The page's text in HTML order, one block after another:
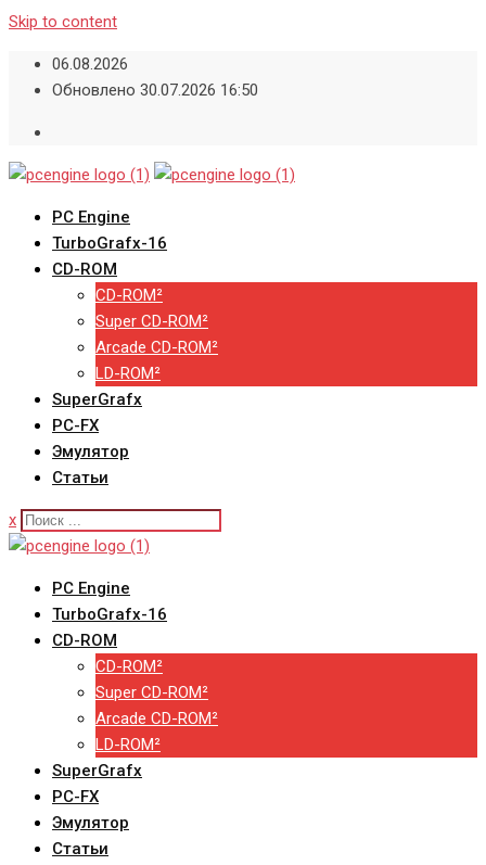
Skip to content
06.08.2026
Обновлено 30.07.2026 16:50
PC Engine
TurboGrafx-16
CD-ROM
CD-ROM²
Super CD-ROM²
Arcade CD-ROM²
LD-ROM²
SuperGrafx
PC-FX
Эмулятор
Статьи
x
PC Engine
TurboGrafx-16
CD-ROM
CD-ROM²
Super CD-ROM²
Arcade CD-ROM²
LD-ROM²
SuperGrafx
PC-FX
Эмулятор
Статьи